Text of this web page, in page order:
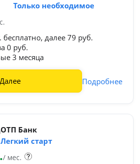
Только необходимое
далее 79 руб.
0 руб.
3 месяца
Далее Подробнее
ОТП Банк
Легкий старт
/ мес.